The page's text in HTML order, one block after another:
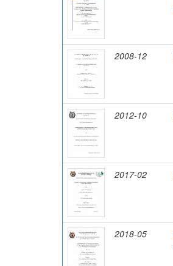
2008-12
2012-10
2017-02
2018-05